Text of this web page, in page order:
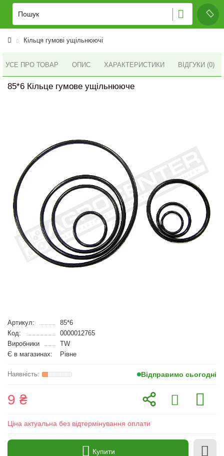
Кільця гумові ущільнюючі
УСЕ ПРО ТОВАР ОПИС ХАРАКТЕРИСТИКИ ВІДГУКИ (0)
85*6 Кільце гумове ущільнююче
Артикул:
85*6
Код:
0000012765
Виробники
TW
Є в магазинах:
Рівне
Відправимо сьогодні
9 ₴
Ціна актуальна без відтермінування оплати
Купити